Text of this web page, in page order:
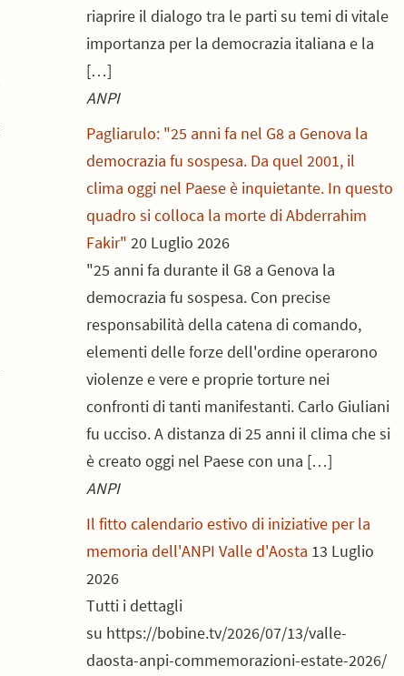
riaprire il dialogo tra le parti su temi di vitale
importanza per la democrazia italiana e la
[…]
ANPI
Pagliarulo: "25 anni fa nel G8 a Genova la
democrazia fu sospesa. Da quel 2001, il
clima oggi nel Paese è inquietante. In questo
quadro si colloca la morte di Abderrahim
Fakir" 20 Luglio 2026
"25 anni fa durante il G8 a Genova la
democrazia fu sospesa. Con precise
responsabilità della catena di comando,
elementi delle forze dell'ordine operarono
violenze e vere e proprie torture nei
confronti di tanti manifestanti. Carlo Giuliani
fu ucciso. A distanza di 25 anni il clima che si
è creato oggi nel Paese con una […]
ANPI
Il fitto calendario estivo di iniziative per la
memoria dell'ANPI Valle d'Aosta 13 Luglio
2026
Tutti i dettagli
su https://bobine.tv/2026/07/13/valle-
daosta-anpi-commemorazioni-estate-2026/